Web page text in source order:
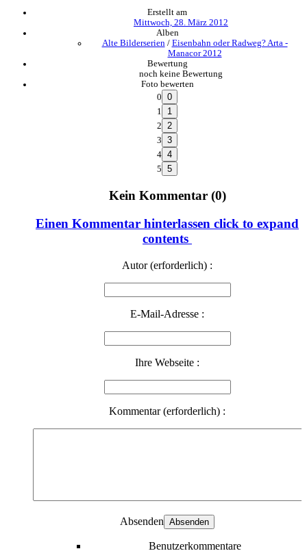
Erstellt am
Mittwoch, 28. März 2012
Alben
Alte Bilderserien / Eisenbahn oder Radweg? Arta -
Manacor 2012
Bewertung
noch keine Bewertung
Foto bewerten
0
1
2
3
4
5
Kein Kommentar (0)
Einen Kommentar hinterlassen click to expand
contents
Autor (erforderlich) :
E-Mail-Adresse :
Ihre Webseite :
Kommentar (erforderlich) :
Absenden
Benutzerkommentare